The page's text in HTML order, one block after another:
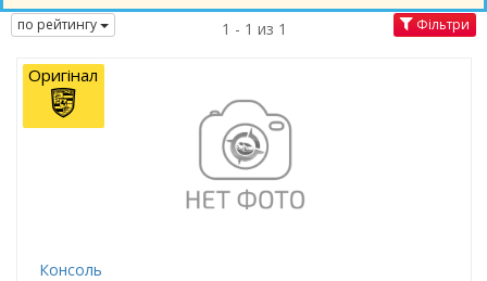
по рейтингу 1 - 1 из 1 Фільтри
Консоль
Оригінал